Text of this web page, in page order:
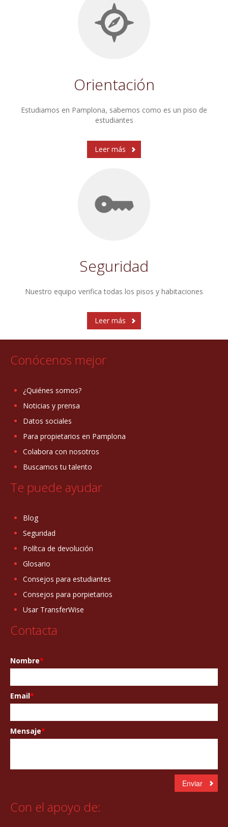
Orientación
Estudiamos en Pamplona, sabemos como es un piso de
estudiantes
Leer más
Seguridad
Nuestro equipo verifica todas los pisos y habitaciones
Leer más
Conócenos mejor
¿Quiénes somos?
Noticias y prensa
Datos sociales
Para propietarios en Pamplona
Colabora con nosotros
Buscamos tu talento
Te puede ayudar
Blog
Seguridad
Polítca de devolución
Glosario
Consejos para estudiantes
Consejos para porpietarios
Usar TransferWise
Contacta
Nombre*
Email*
Mensaje*
Con el apoyo de: